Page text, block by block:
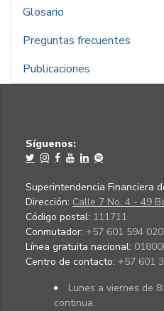
Glosario
Preguntas frecuentes
Publicaciones
Síguenos:
Superintendencia Financiera
Dirección: Calle 7 No. 4 - 49
Código postal: 111711
Conmutador: +57 601 594
Línea gratuita nacional:
Centro de contacto: +57 601
Lunes a viernes de
continua.